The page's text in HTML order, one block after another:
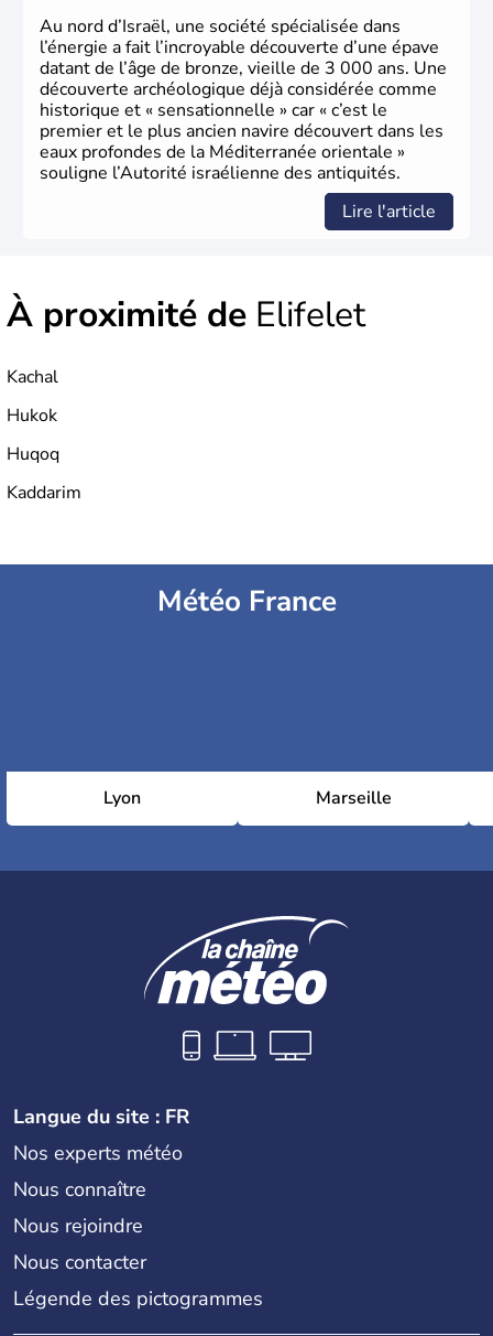
Au nord d’Israël, une société spécialisée dans
l’énergie a fait l’incroyable découverte d’une épave
datant de l’âge de bronze, vieille de 3 000 ans. Une
découverte archéologique déjà considérée comme
historique et « sensationnelle » car « c’est le
premier et le plus ancien navire découvert dans les
eaux profondes de la Méditerranée orientale »
souligne l’Autorité israélienne des antiquités.
Lire l'article
À proximité de Elifelet
Kachal
Hukok
Huqoq
Kaddarim
Météo France
Lyon Marseille
Langue du site : FR
Nos experts météo
Nous connaître
Nous rejoindre
Nous contacter
Légende des pictogrammes